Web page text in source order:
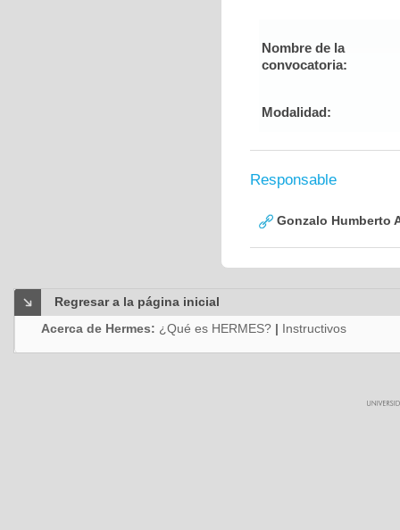
Nombre de la
convocatoria:
Modalidad:
Responsable
Gonzalo Humberto
Regresar a la página inicial
Acerca de Hermes: ¿Qué es HERMES? | Instructivos